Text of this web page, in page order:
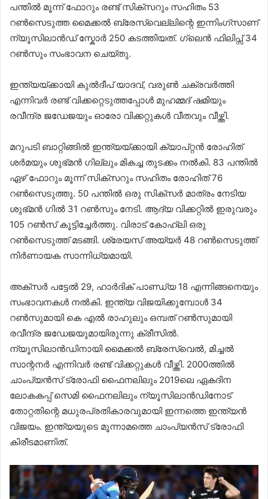
പന്തിൽ മൂന്ന് ഫോറും രണ്ട് സിക്സറും സഹിതം 53
റൺസെടുത്ത മൈക്കൽ ബ്രേസ്‍വെല്ലിന്റെ ഇന്നിംഗ്സാണ്
ന്യൂസിലാൻഡ് സ്കോർ 250 കടത്തിയത്. ഗ്ലെൻ ഫിലിപ്സ് 34
റൺസും സംഭാവന ചെയ്തു.
ഇന്ത്യയ്ക്കായി കുൽദീപ് യാദവ്, വരുൺ ചക്രവർ‌ത്തി
എന്നിവർ രണ്ട് വിക്കറ്റെടുത്തപ്പോൾ മുഹമ്മദ് ഷമിയും
രവീന്ദ്ര ജഡേജയും ഓരോ വിക്കറ്റുകൾ വീതവും വീഴ്ത്തി.
മറുപടി ബാറ്റിങ്ങിൽ ഇന്ത്യയ്ക്കായി ക്യാപ്റ്റൻ രോഹിത്
ശർമയും ശുഭ്മൻ ഗില്ലും മികച്ച തുടക്കം നൽകി. 83 പന്തിൽ
ഏഴ് ഫോറും മൂന്ന് സിക്സറും സഹിതം രോഹിത് 76
റൺസെടുത്തു. 50 പന്തിൽ ഒരു സിക്സർ മാത്രം നേടിയ
ശുഭ്മൻ ഗിൽ 31 റൺസും നേടി. ആദ്യ വിക്കറ്റിൽ ഇരുവരും
105 റൺസ് കൂട്ടിച്ചേർത്തു. വിരാട് കോഹ്‍ലി ഒരു
റൺസെടുത്ത് മടങ്ങി. ശ്രേയസ് അയ്യർ 48 റൺസെടുത്ത്
നിർണായക സാന്നിധ്യമായി.
അക്സർ പട്ടേൽ 29, ഹാർദിക് പാണ്ഡ്യ 18 എന്നിങ്ങനെയും
സംഭാവനകൾ നൽകി. ഇന്ത്യ വിജയിക്കുമ്പോൾ 34
റൺസുമായി കെ എൽ രാഹുലും ഒമ്പത് റൺസുമായി
രവീന്ദ്ര ജഡേജയുമായിരുന്നു ക്രീസിൽ.
ന്യൂസിലാൻഡിനായി മൈക്കൽ ബ്രേസ്‍വെൽ, മിച്ചൽ
സാന്റനർ എന്നിവർ രണ്ട് വിക്കറ്റുകൾ വീഴ്ത്തി. 2000ത്തിൽ
ചാംപ്യൻസ് ട്രോഫി ഫൈനലിലും 2019ലെ ഏകദിന
ലോകകപ്പ് സെമി ഫൈനലിലും ന്യൂസിലാൻഡിനോട്
തോറ്റതിന്റെ മധുരപ്രതികാരവുമായി ഇന്നത്തെ ഇന്ത്യൻ
വിജയം. ഇന്ത്യയുടെ മൂന്നാമത്തെ ചാംപ്യൻസ് ട്രോഫി
കിരീടമാണിത്.